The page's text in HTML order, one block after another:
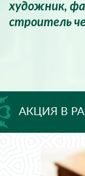
художник,
строитель
АКЦИЯ В
ЗНАНИЙ